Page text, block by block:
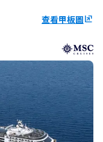
查看甲板圖ungroup